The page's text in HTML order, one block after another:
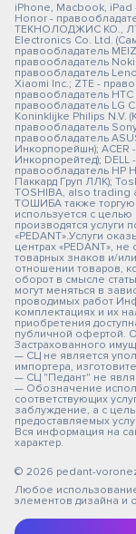
iPhone, Macbook, iPad
Honor -
ТЕКНОЛОДЖИС КО.,
Electronics Co. Ltd.
правообладатель
правообладатель
правообладатель
Xiaomi Inc.; ZTE -
правообладатель
правообладатель LG
Koninklijke Philips N.V.
правообладатель
правообладатель
Инкорпорейшн); ACER
Инкорпорейтед);
правообладатель HP
Паккард Груп ЛЛК);
TOSHIBA, also
ТОШИБА также
используется с
производятся услуги
«PEDANT».Услуги
центрах «PEDANT»,
товарных знаков и/
отношении товаров,
оборот в смысле
могут меняться в
проводимых работ
комплектациях и их
приобретения
публичной офертой.
Застрахованного
— СЦ не является
импортера,
— СЦ "Педант" не
— Обозначение
соответствующих
заблуждение, а с
предоставляемых
Вся информация на
характер.
© 2026 pedant-
Любое
элементов дизайна и